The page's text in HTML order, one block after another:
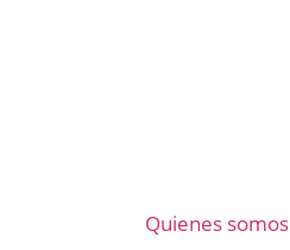
Quienes somos